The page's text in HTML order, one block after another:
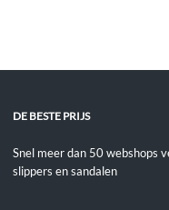
DE BESTE PRIJS
Snel meer dan 50 webshops
slippers en sandalen